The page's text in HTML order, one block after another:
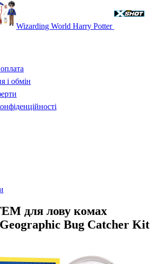
Wizarding World Harry Potter
і обмін
для лову комах
Bug Catcher Kit